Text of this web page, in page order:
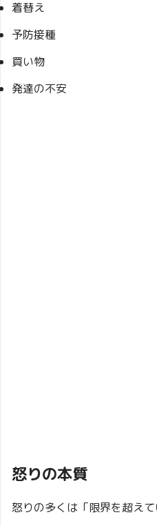
着替え
予防接種
買い物
発達の不安
怒りの本質
怒りの多くは「限界を超えて